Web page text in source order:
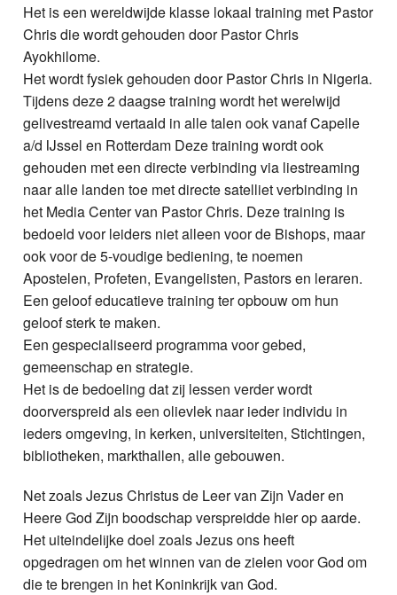
Het is een wereldwijde klasse lokaal training met Pastor
Chris die wordt gehouden door Pastor Chris
Ayokhilome.
Het wordt fysiek gehouden door Pastor Chris in Nigeria.
Tijdens deze 2 daagse training wordt het werelwijd
gelivestreamd vertaald in alle talen ook vanaf Capelle
a/d IJssel en Rotterdam Deze training wordt ook
gehouden met een directe verbinding via liestreaming
naar alle landen toe met directe satelliet verbinding in
het Media Center van Pastor Chris. Deze training is
bedoeld voor leiders niet alleen voor de Bishops, maar
ook voor de 5-voudige bediening, te noemen
Apostelen, Profeten, Evangelisten, Pastors en leraren.
Een geloof educatieve training ter opbouw om hun
geloof sterk te maken.
Een gespecialiseerd programma voor gebed,
gemeenschap en strategie.
Het is de bedoeling dat zij lessen verder wordt
doorverspreid als een olievlek naar ieder individu in
ieders omgeving, in kerken, universiteiten, Stichtingen,
bibliotheken, markthallen, alle gebouwen.
Net zoals Jezus Christus de Leer van Zijn Vader en
Heere God Zijn boodschap verspreidde hier op aarde.
Het uiteindelijke doel zoals Jezus ons heeft
opgedragen om het winnen van de zielen voor God om
die te brengen in het Koninkrijk van God.